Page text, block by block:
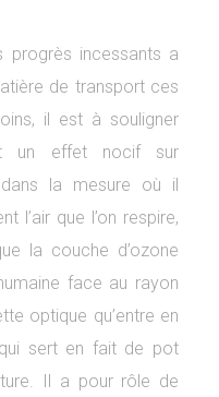
incessants a
de transport ces
il est à souligner
un effet nocif sur
dans la mesure où il
l’air que l’on respire,
la couche d’ozone
face au rayon
optique qu’entre en
sert en fait de pot
Il a pour rôle de